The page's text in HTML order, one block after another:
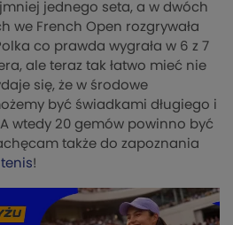
jednego seta, a w dwóch
we French Open rozgrywała
co prawda wygrała w 6 z 7
ale teraz tak łatwo mieć nie
się, że w środowe
być świadkami długiego i
wtedy 20 gemów powinno być
także do zapoznania
!